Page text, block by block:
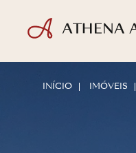
INÍCIO IMÓVEIS